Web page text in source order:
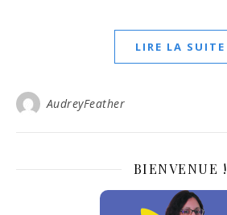
LIRE LA SUITE
AudreyFeather
BIENVENUE !